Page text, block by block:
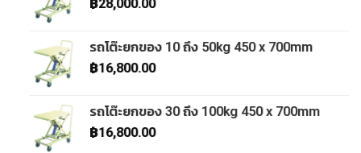
฿28,000.00
รถโต๊ะยกของ 10 ถึง 50kg 450 x 700mm
฿16,800.00
รถโต๊ะยกของ 30 ถึง 100kg 450 x 700mm
฿16,800.00